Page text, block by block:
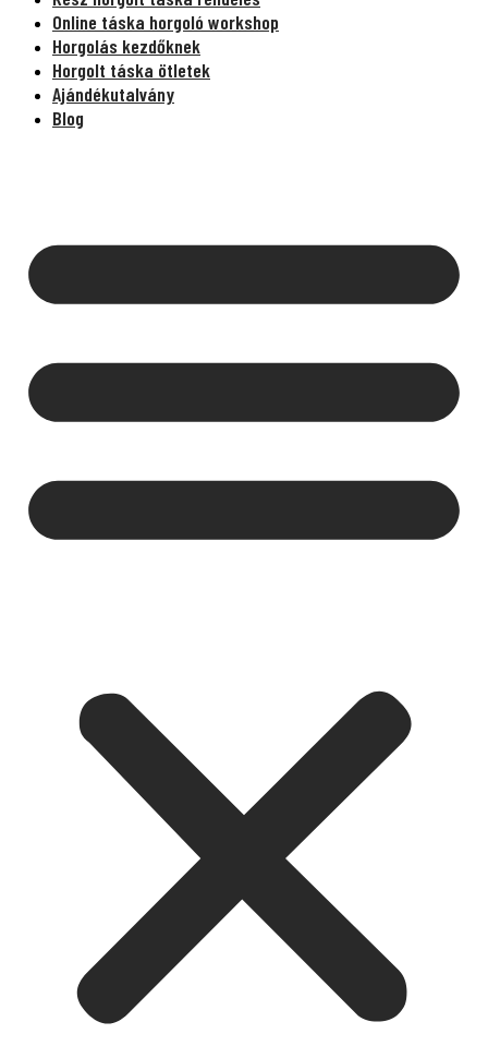
Online táska horgoló workshop
Horgolás kezdőknek
Horgolt táska ötletek
Ajándékutalvány
Blog